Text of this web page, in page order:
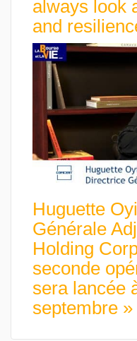
always look
and
Huguette
Générale
Holding
seconde
sera lancée
septembre »